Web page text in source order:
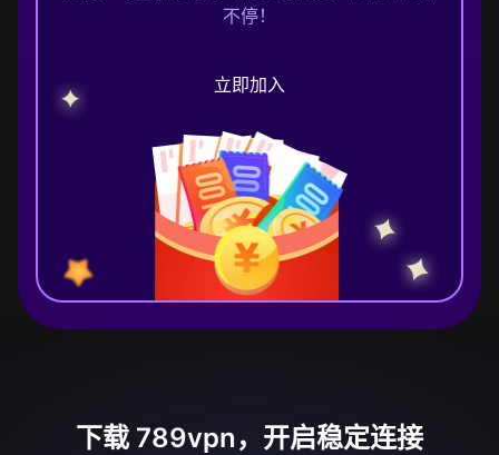
不停！
立即加入
下载 789vpn，开启稳定连接